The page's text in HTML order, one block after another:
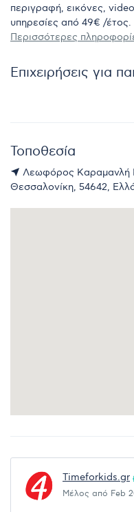
περιγραφή, εικόνες,
υπηρεσίες από 49€ /έτος.
Περισσότερες
Επιχειρήσεις για
Τοποθεσία
Λεωφόρος Καραμανλή
Θεσσαλονίκη, 54642,
Timeforkids.gr
Μέλος από Feb